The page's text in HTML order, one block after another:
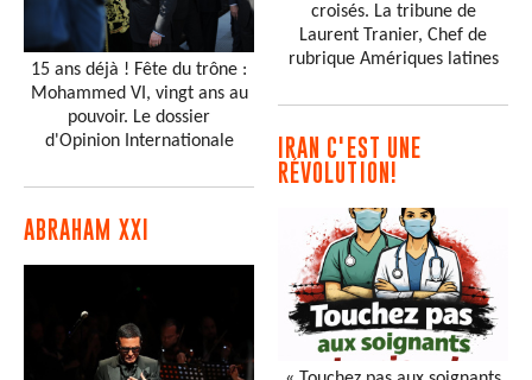
15 ans déjà ! Fête du trône :
Mohammed VI, vingt ans au
pouvoir. Le dossier
d'Opinion Internationale
ABRAHAM XXI
croisés. La tribune de
Laurent Tranier, Chef de
rubrique Amériques latines
IRAN C'EST UNE
RÉVOLUTION!